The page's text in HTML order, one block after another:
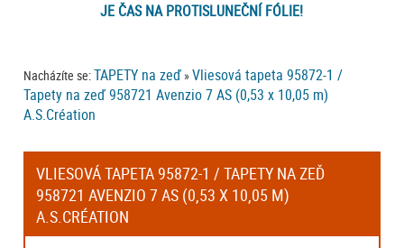
JE ČAS NA PROTISLUNEČNÍ FÓLIE!
Nacházíte se:TAPETY na zeď »Vliesová tapeta 95872-1 /
Tapety na zeď 958721 Avenzio 7 AS (0,53 x 10,05 m)
A.S.Création
VLIESOVÁ TAPETA 95872-1 / TAPETY NA ZEĎ
958721 AVENZIO 7 AS (0,53 X 10,05 M)
A.S.CRÉATION